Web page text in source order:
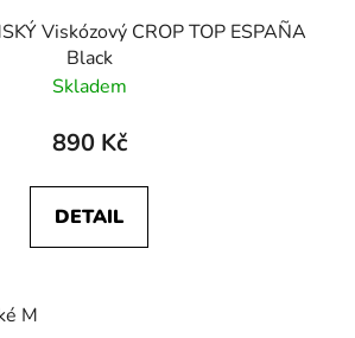
Viskózový CROP TOP ESPAÑA
Black
Skladem
890 Kč
DETAIL
M